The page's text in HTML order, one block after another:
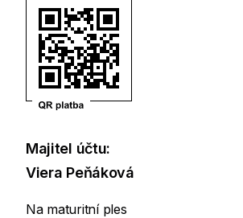
Majitel účtu:
Viera Peňáková
Na maturitní ples